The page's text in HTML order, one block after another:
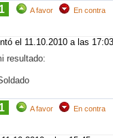
1 A favor En contra
el 11.10.2010 a las 17:03
resultado:
1 A favor En contra